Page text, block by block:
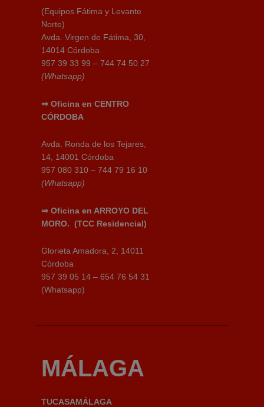
(Equipos Fátima y Levante
Norte)
Avda. Virgen de Fátima, 30,
14014 Córdoba
957 39 33 99 – 744 74 50 27
(Whatsapp)
⇒ Oficina en CENTRO
CÓRDOBA
Avda. Ronda de los Tejares,
14, 14001 Córdoba
957 080 310 – 744 79 16 10
(Whatsapp)
⇒ Oficina en ARROYO DEL
MORO. (TCC Residencial)
Glorieta Amadora, 2, 14011
Córdoba
957 39 05 14 – 654 76 54 31
(Whatsapp)
MÁLAGA
TUCASAMÁLAGA